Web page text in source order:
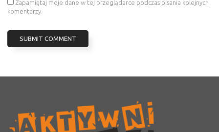
Zapamiętaj moje dane w tej przeglądarce podczas pisania kolejnych
komentarzy.